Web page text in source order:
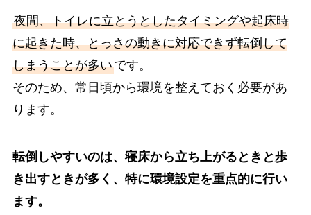
夜間、トイレに立とうとしたタイミングや起床時
に起きた時、とっさの動きに対応できず転倒して
しまうことが多いです。
そのため、常日頃から環境を整えておく必要があ
ります。
転倒しやすいのは、寝床から立ち上がるときと歩
き出すときが多く、特に環境設定を重点的に行い
ます。